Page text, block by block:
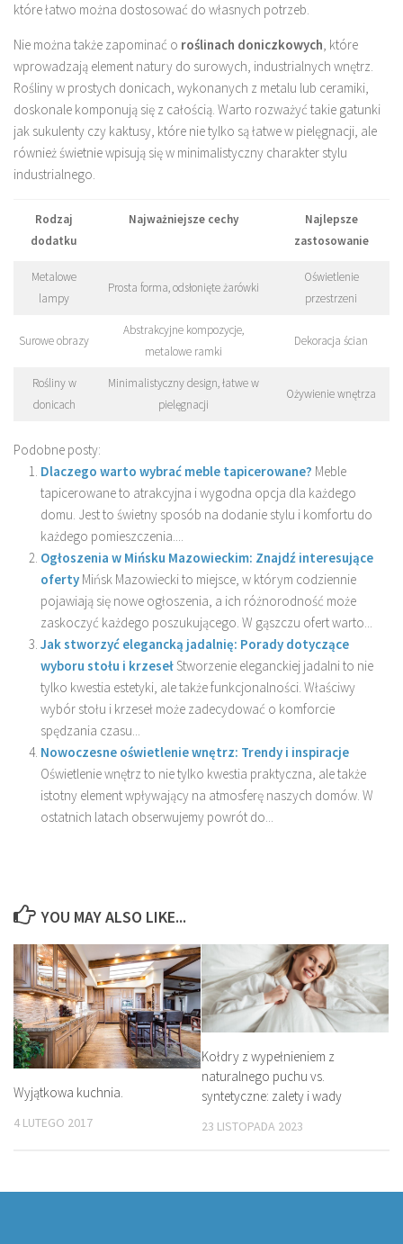
które łatwo można dostosować do własnych potrzeb.
Nie można także zapominać o roślinach doniczkowych, które
wprowadzają element natury do surowych, industrialnych wnętrz.
Rośliny w prostych donicach, wykonanych z metalu lub ceramiki,
doskonale komponują się z całością. Warto rozważyć takie gatunki
jak sukulenty czy kaktusy, które nie tylko są łatwe w pielęgnacji, ale
również świetnie wpisują się w minimalistyczny charakter stylu
industrialnego.
Rodzaj
dodatku
Najważniejsze cechy
Najlepsze
zastosowanie
Metalowe
lampy
Prosta forma, odsłonięte żarówki
Oświetlenie
przestrzeni
Surowe obrazy
Abstrakcyjne kompozycje,
metalowe ramki
Dekoracja ścian
Rośliny w
donicach
Minimalistyczny design, łatwe w
pielęgnacji
Ożywienie wnętrza
Podobne posty:
Dlaczego warto wybrać meble tapicerowane? Meble
tapicerowane to atrakcyjna i wygodna opcja dla każdego
domu. Jest to świetny sposób na dodanie stylu i komfortu do
każdego pomieszczenia....
Ogłoszenia w Mińsku Mazowieckim: Znajdź interesujące
oferty Mińsk Mazowiecki to miejsce, w którym codziennie
pojawiają się nowe ogłoszenia, a ich różnorodność może
zaskoczyć każdego poszukującego. W gąszczu ofert warto...
Jak stworzyć elegancką jadalnię: Porady dotyczące
wyboru stołu i krzesełStworzenie eleganckiej jadalni to nie
tylko kwestia estetyki, ale także funkcjonalności. Właściwy
wybór stołu i krzeseł może zadecydować o komforcie
spędzania czasu...
Nowoczesne oświetlenie wnętrz: Trendy i inspiracje
Oświetlenie wnętrz to nie tylko kwestia praktyczna, ale także
istotny element wpływający na atmosferę naszych domów. W
ostatnich latach obserwujemy powrót do...
YOU MAY ALSO LIKE...
Wyjątkowa kuchnia.
4 LUTEGO 2017
Kołdry z wypełnieniem z
naturalnego puchu vs.
syntetyczne: zalety i wady
23 LISTOPADA 2023